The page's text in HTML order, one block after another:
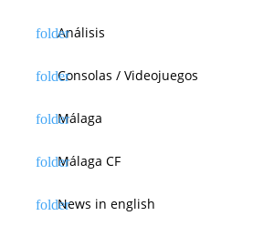
Análisis
Consolas / Videojuegos
Málaga
Málaga CF
News in english